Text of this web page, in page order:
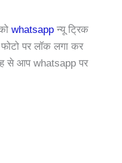
whatsapp न्यू ट्रिक
पर लॉक लगा कर
से आप whatsapp पर